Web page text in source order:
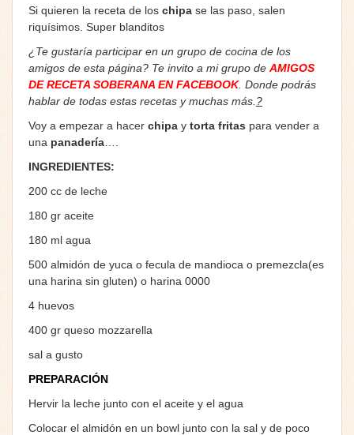
Si quieren la receta de los chipa se las paso, salen
riquísimos. Super blanditos
¿Te gustaría participar en un grupo de cocina de los
amigos de esta página? Te invito a mi grupo de AMIGOS
DE RECETA SOBERANA EN FACEBOOK. Donde podrás
hablar de todas estas recetas y muchas más. ?
Voy a empezar a hacer chipa y torta fritas para vender a
una panadería
INGREDIENTES:
200 cc de leche
180 gr aceite
180 ml agua
500 almidón de yuca o fecula de mandioca o premezcla(es
una harina sin gluten) o harina 0000
4 huevos
400 gr queso mozzarella
sal a gusto
PREPARACIÓN
Hervir la leche junto con el aceite y el agua
Colocar el almidón en un bowl junto con la sal y de poco